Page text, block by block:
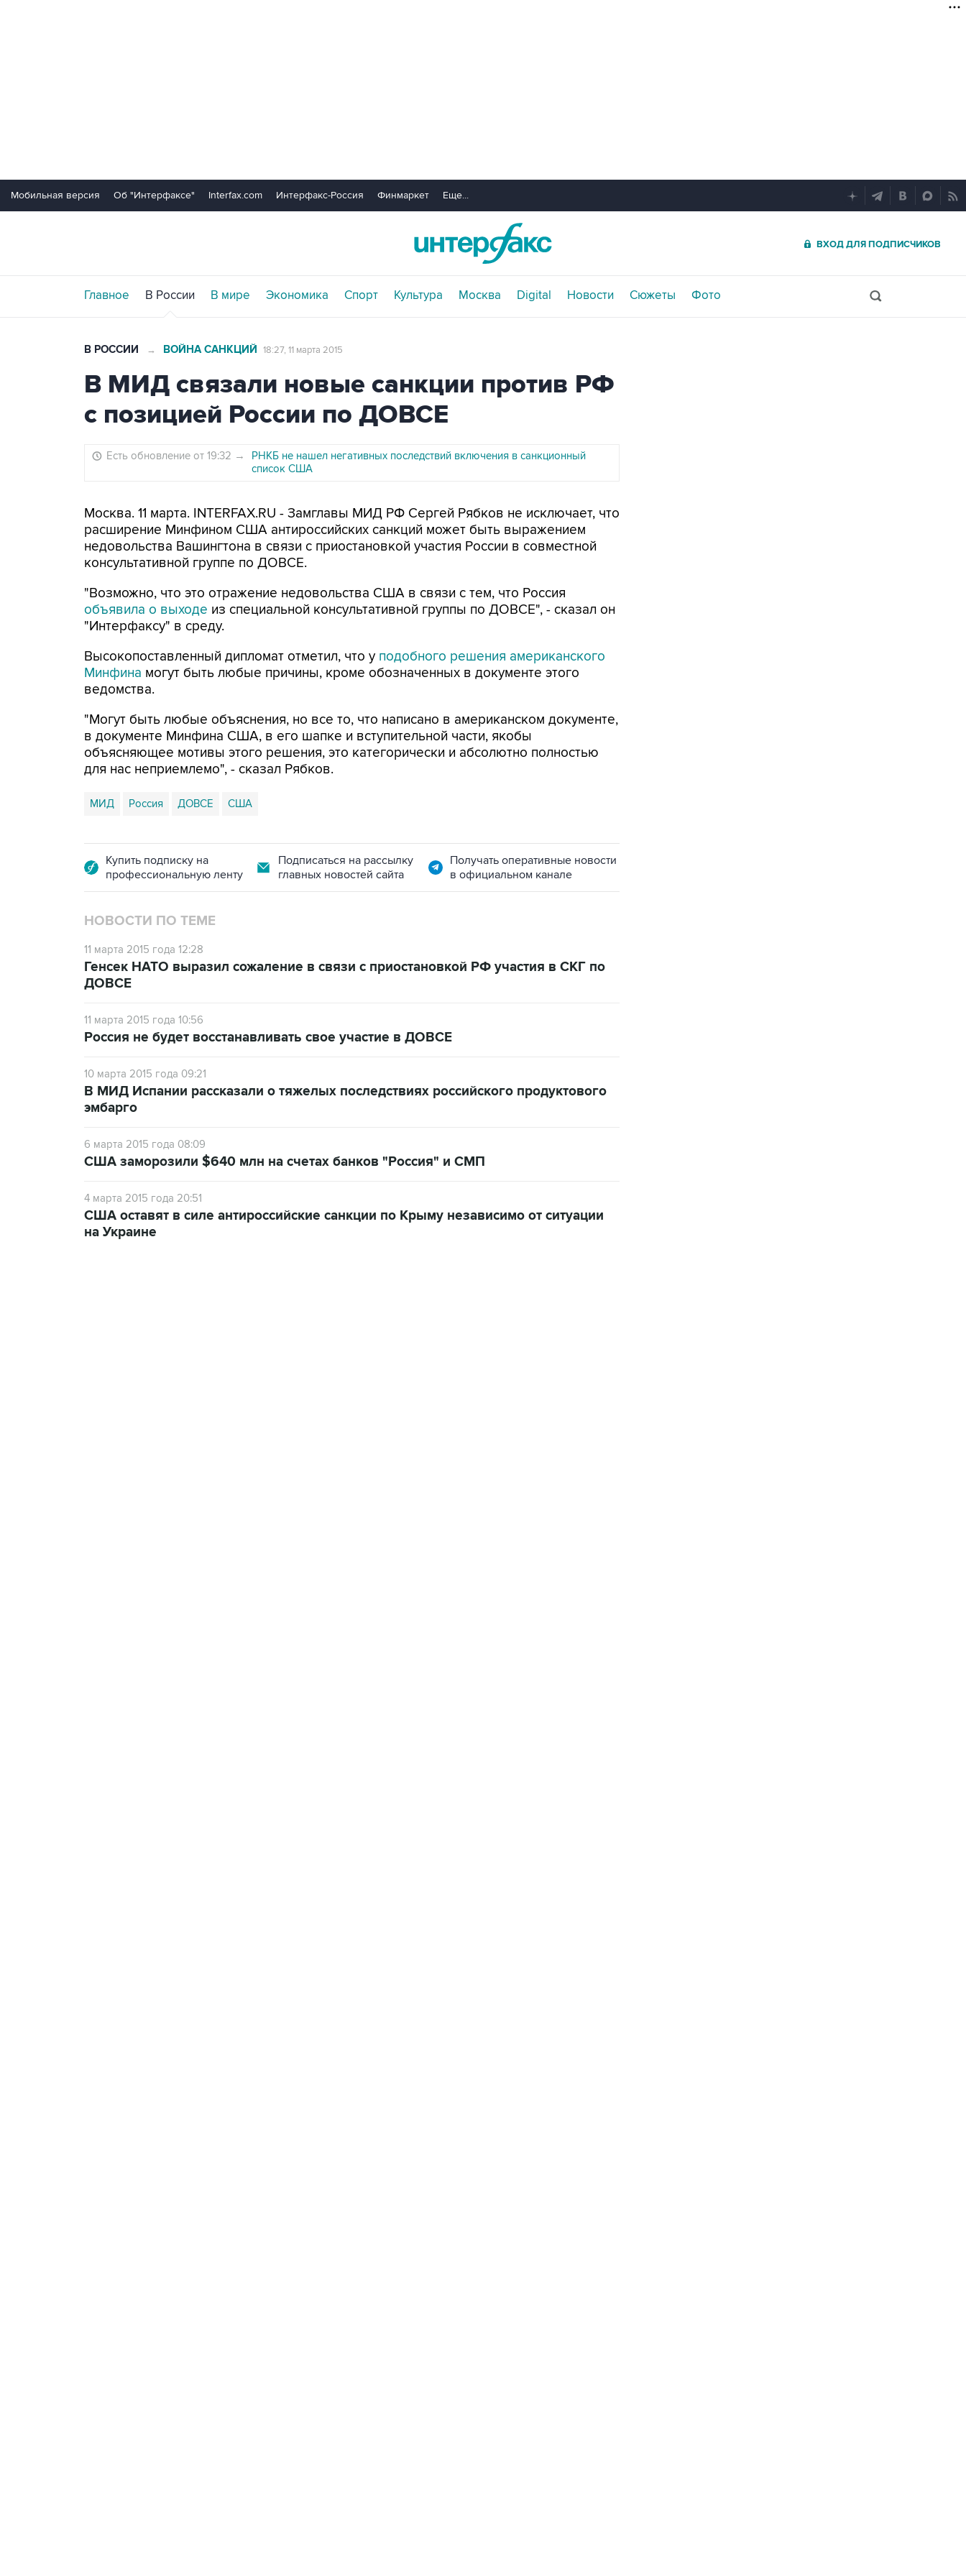
Мобильная версия Об "Интерфаксе" Interfax.com Интерфакс-Россия Финмаркет Еще...
ВХОД ДЛЯ ПОДПИСЧИКОВ
Главное В России В мире Экономика Спорт Культура Москва Digital Новости Сюжеты Фото
В РОССИИ → ВОЙНА САНКЦИЙ 18:27, 11 марта 2015
В МИД связали новые санкции против РФ
с позицией России по ДОВСЕ
Есть обновление от 19:32 →
РНКБ не нашел негативных последствий включения в санкционный
список США
Москва. 11 марта. INTERFAX.RU - Замглавы МИД РФ Сергей Рябков не исключает, что
расширение Минфином США антироссийских санкций может быть выражением
недовольства Вашингтона в связи с приостановкой участия России в совместной
консультативной группе по ДОВСЕ.
"Возможно, что это отражение недовольства США в связи с тем, что Россия
объявила о выходе из специальной консультативной группы по ДОВСЕ", - сказал он
"Интерфаксу" в среду.
Высокопоставленный дипломат отметил, что у подобного решения американского
Минфина могут быть любые причины, кроме обозначенных в документе этого
ведомства.
"Могут быть любые объяснения, но все то, что написано в американском документе,
в документе Минфина США, в его шапке и вступительной части, якобы
объясняющее мотивы этого решения, это категорически и абсолютно полностью
для нас неприемлемо", - сказал Рябков.
МИД Россия ДОВСЕ США
Купить подписку на
профессиональную ленту
Подписаться на рассылку
главных новостей сайта
Получать оперативные новости
в официальном канале
НОВОСТИ ПО ТЕМЕ
11 марта 2015 года 12:28
Генсек НАТО выразил сожаление в связи с приостановкой РФ участия в СКГ по
ДОВСЕ
11 марта 2015 года 10:56
Россия не будет восстанавливать свое участие в ДОВСЕ
10 марта 2015 года 09:21
В МИД Испании рассказали о тяжелых последствиях российского продуктового
эмбарго
6 марта 2015 года 08:09
США заморозили $640 млн на счетах банков "Россия" и СМП
4 марта 2015 года 20:51
США оставят в силе антироссийские санкции по Крыму независимо от ситуации
на Украине